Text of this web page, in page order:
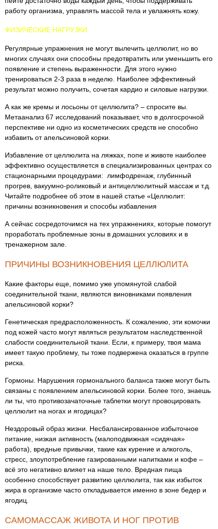
работу организма, управлять массой тела и увлажнять кожу.
ФИЗИЧЕСКИЕ НАГРУЗКИ
Регулярные упражнения не могут вылечить целлюлит, но во
многих случаях они способны предотвратить или уменьшить его
появление и степень выраженности. Для этого нужно
тренироваться 2-3 раза в неделю. Наиболее эффективный
результат можно получить, сочетая кардио и силовые нагрузки.
А как же кремы и лосьоны от целлюлита? – спросите вы.
Метаанализ 67 исследований показывает, что в долгосрочной
перспективе ни одно из косметических средств не способно
избавить от апельсиновой корки.
Избавление от целлюлита на ляжках, попе и животе наиболее
эффективно осуществляется в специализированных центрах со
стационарными процедурами: лимфодренаж, глубинный
прогрев, вакуумно-роликовый и антицеллюлитный массаж и т.д.
Читайте подробнее об этом в нашей статье «Целлюлит:
причины возникновения и способы избавления
А сейчас сосредоточимся на тех упражнениях, которые помогут
проработать проблемные зоны в домашних условиях и в
тренажерном зале.
ПРИЧИНЫ ВОЗНИКНОВЕНИЯ ЦЕЛЛЮЛИТА
Какие факторы еще, помимо уже упомянутой слабой
соединительной ткани, являются виновниками появления
апельсиновой корки?
Генетическая предрасположенность. К сожалению, эти комочки
под кожей часто могут являться результатом наследственной
слабости соединительной ткани. Если, к примеру, твоя мама
имеет такую проблему, ты тоже подвержена оказаться в группе
риска.
Гормоны. Нарушения гормонального баланса также могут быть
связаны с появлением апельсиновой корки. Более того, знаешь
ли ты, что противозачаточные таблетки могут провоцировать
целлюлит на ногах и ягодицах?
Нездоровый образ жизни. Несбалансированное избыточное
питание, низкая активность (малоподвижная «сидячая»
работа), вредные привычки, такие как курение и алкоголь,
стресс, злоупотребление газированными напитками и кофе –
всё это негативно влияет на наше тело. Вредная пища
особенно способствует развитию целлюлита, так как избыток
жира в организме часто откладывается именно в зоне бедер и
ягодиц.
САМОМАССАЖ ЖИВОТА И НОГ ПРОТИВ